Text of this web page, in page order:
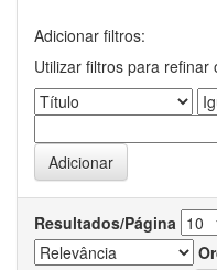
Adicionar filtros:
Utilizar filtros para refinar
Resultados/Página